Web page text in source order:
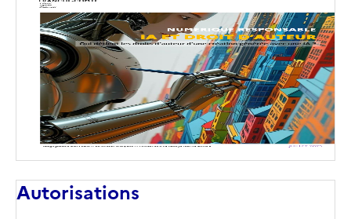
couverture
(conseillée)
Autorisations